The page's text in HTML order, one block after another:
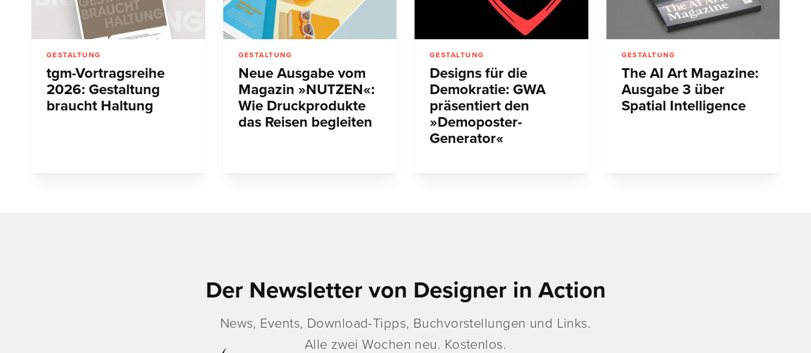
GESTALTUNG
tgm-Vortragsreihe
2026: Gestaltung
braucht Haltung
GESTALTUNG
Neue Ausgabe vom
Magazin »NUTZEN«:
Wie Druckprodukte
das Reisen begleiten
GESTALTUNG
Designs für die
Demokratie: GWA
präsentiert den
»Demoposter-
Generator«
GESTALTUNG
The AI Art Magazine:
Ausgabe 3 über
Spatial Intelligence
Der Newsletter von Designer in Action
News, Events, Download-Tipps, Buchvorstellungen und Links.
Alle zwei Wochen neu. Kostenlos.